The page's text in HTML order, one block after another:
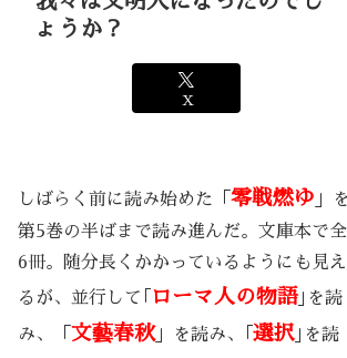
ょうか？
X
しばらく前に読み始めた「 零戦燃ゆ 」を
第5巻の半ばまで読み進んだ。文庫本で全
6冊。随分長くかかっているようにも見え
るが、並行して｢ ローマ人の物語｣を読
み、「 文藝春秋」を読み、｢ 選択 ｣を読